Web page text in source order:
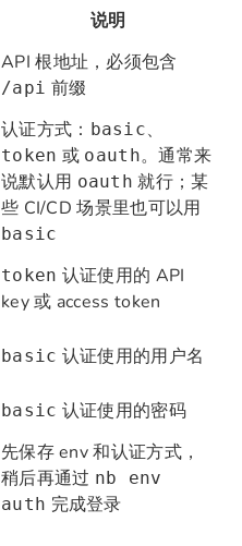
说明
API 根地址，必须包含
/api 前缀
认证方式： basic、
token 或 oauth。通常来
说默认用 oauth 就行；某
些 CI/CD 场景里也可以用
basic
token 认证使用的 API
key 或 access token
basic 认证使用的用户名
basic 认证使用的密码
先保存 env 和认证方式，
稍后再通过 nb env
auth 完成登录